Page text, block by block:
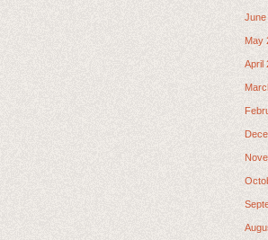
June
May
April